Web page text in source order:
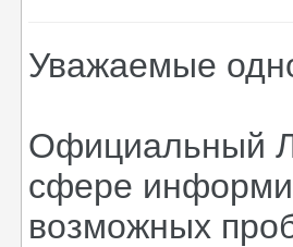
Уважаемые
Официальный
сфере
возможных